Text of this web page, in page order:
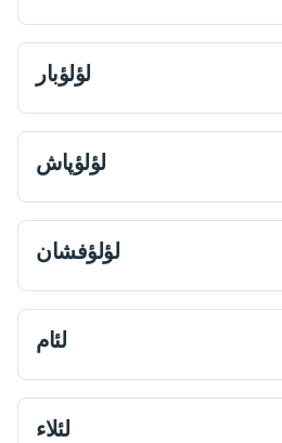
لؤلؤبار
لؤلؤ‌پاش
لؤلؤ‌فشان
لئام
لئلاء